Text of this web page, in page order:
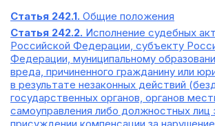
Статья 242.1. Общие положения
Статья 242.2. Исполнение судебных
Российской Федерации, субъекту
Федерации, муниципальному
вреда, причиненного гражданину или
в результате незаконных действий
государственных органов, органов
самоуправления либо должностных лиц